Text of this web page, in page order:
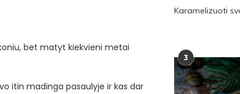
bet matyt kiekvieni metai
itin madinga pasaulyje ir kas dar
Karamelizuoti
3